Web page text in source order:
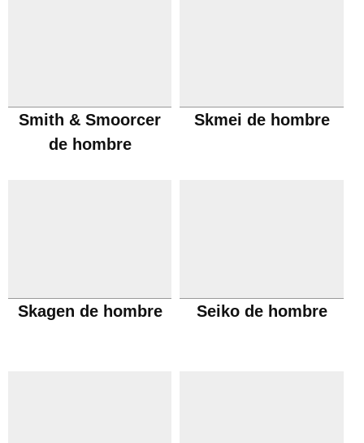
Smith & Smoorcer
de hombre
Skmei de hombre
Skagen de hombre Seiko de hombre